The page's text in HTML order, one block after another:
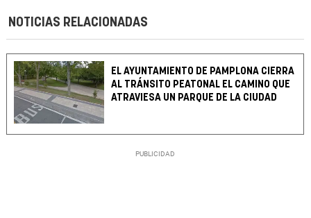
NOTICIAS RELACIONADAS
EL AYUNTAMIENTO DE PAMPLONA CIERRA
AL TRÁNSITO PEATONAL EL CAMINO QUE
ATRAVIESA UN PARQUE DE LA CIUDAD